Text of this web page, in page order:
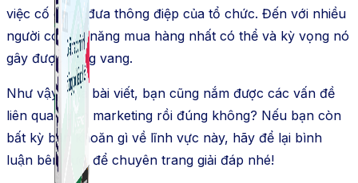
việc cố gắng đưa thông điệp của tổ chức. Đến với nhiều
người có khả năng mua hàng nhất có thể và kỳ vọng nó
gây được tiếng vang.
Như vậy, qua bài viết, bạn cũng nắm được các vấn đề
liên quan đến marketing rồi đúng không? Nếu bạn còn
bất kỳ băn khoăn gì về lĩnh vực này, hãy để lại bình
luận bên dưới để chuyên trang giải đáp nhé!